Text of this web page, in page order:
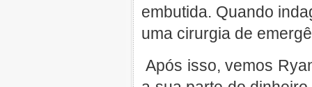
embutida. Quando
uma cirurgia de
Após isso, vemos